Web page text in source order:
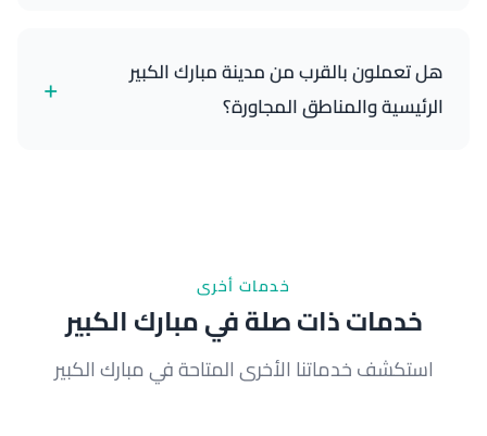
الجمعة لراحتك.
هل تعملون بالقرب من مدينة مبارك الكبير
الرئيسية والمناطق المجاورة؟
+
خدمات أخرى
خدمات ذات صلة في مبارك الكبير
استكشف خدماتنا الأخرى المتاحة في مبارك الكبير